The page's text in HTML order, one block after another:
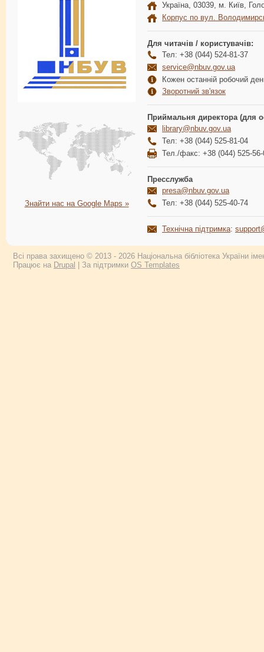
Знайти нас на Google Maps »
Україна, 03039, м. Київ,
Корпус по вул.
Для читачів / користувачів:
Тел: +38 (044) 524-81-37
service@nbuv.gov.ua
Кожен останній робочий
Зворотний зв'язок
Приймальня директора (для
library@nbuv.gov.ua
Тел: +38 (044) 525-81-04
Тел./факс: +38 (044) 525-56-
Пресслужба
presa@nbuv.gov.ua
Тел: +38 (044) 525-40-74
Технічна підтримка:
Всі права захищено © 2013 - 2026 Національна бібліотека України
Працює на Drupal | За підтримки OS Templates